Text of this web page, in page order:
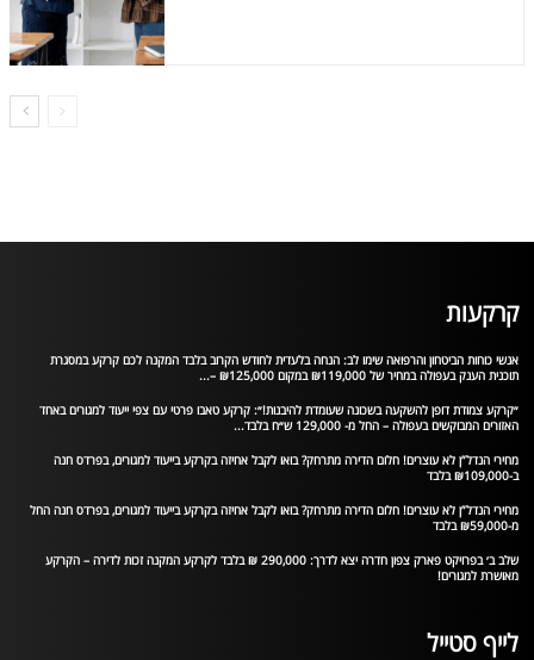
קרקעות
אנשי כוחות הביטחון והרפואה שימו לב: הנחה בלעדית לחודש הקרוב בלבד המקנה לכם קרקע במסגרת
תוכנית הענק בעפולה במחיר של ₪119,000 במקום ₪125,000 –...
״קרקע צמודת דופן להשקעה בשכונה שעומדת להיבנות!״: קרקע טאבו פרטי עם צפי ייעוד למגורים באחד
האזורים המבוקשים בעפולה – החל מ- 129,000 ש״ח בלבד...
מחירי הנדל”ן לא עוצרים! חלום הדירה מתרחק? בואו לקבל אחיזה בקרקע בייעוד למגורים, בפרדס חנה
ב-₪109,000 בלבד
מחירי הנדל”ן לא עוצרים! חלום הדירה מתרחק? בואו לקבל אחיזה בקרקע בייעוד למגורים, בפרדס חנה החל
מ-₪59,000 בלבד
שלב ב׳ בפרויקט פארק צפון חדרה יצא לדרך: 290,000 ₪ בלבד לקרקע המקנה זכות לדירה – הקרקע
מאושרת למגורים!
לייף סטייל